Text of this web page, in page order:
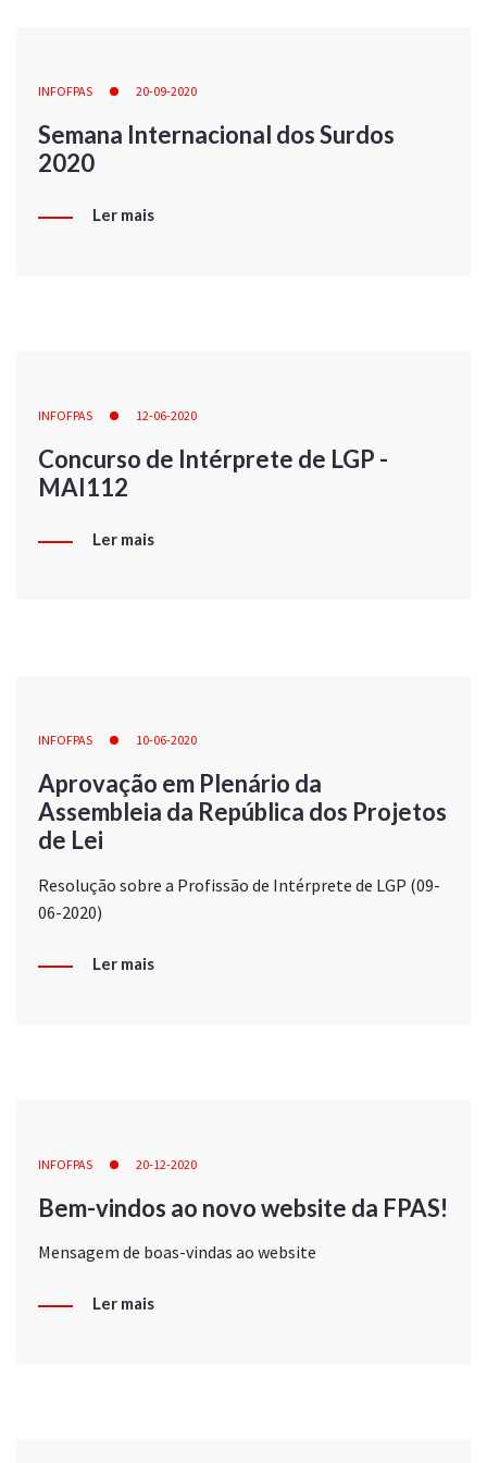
INFOFPAS 20-09-2020
Semana Internacional dos Surdos
2020
Ler mais
INFOFPAS 12-06-2020
Concurso de Intérprete de LGP -
MAI112
Ler mais
INFOFPAS 10-06-2020
Aprovação em Plenário da
Assembleia da República dos Projetos
de Lei
Resolução sobre a Profissão de Intérprete de LGP (09-
06-2020)
Ler mais
INFOFPAS 20-12-2020
Bem-vindos ao novo website da FPAS!
Mensagem de boas-vindas ao website
Ler mais